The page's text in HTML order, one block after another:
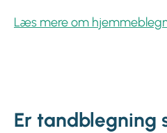
Læs mere om
Er tandblegning